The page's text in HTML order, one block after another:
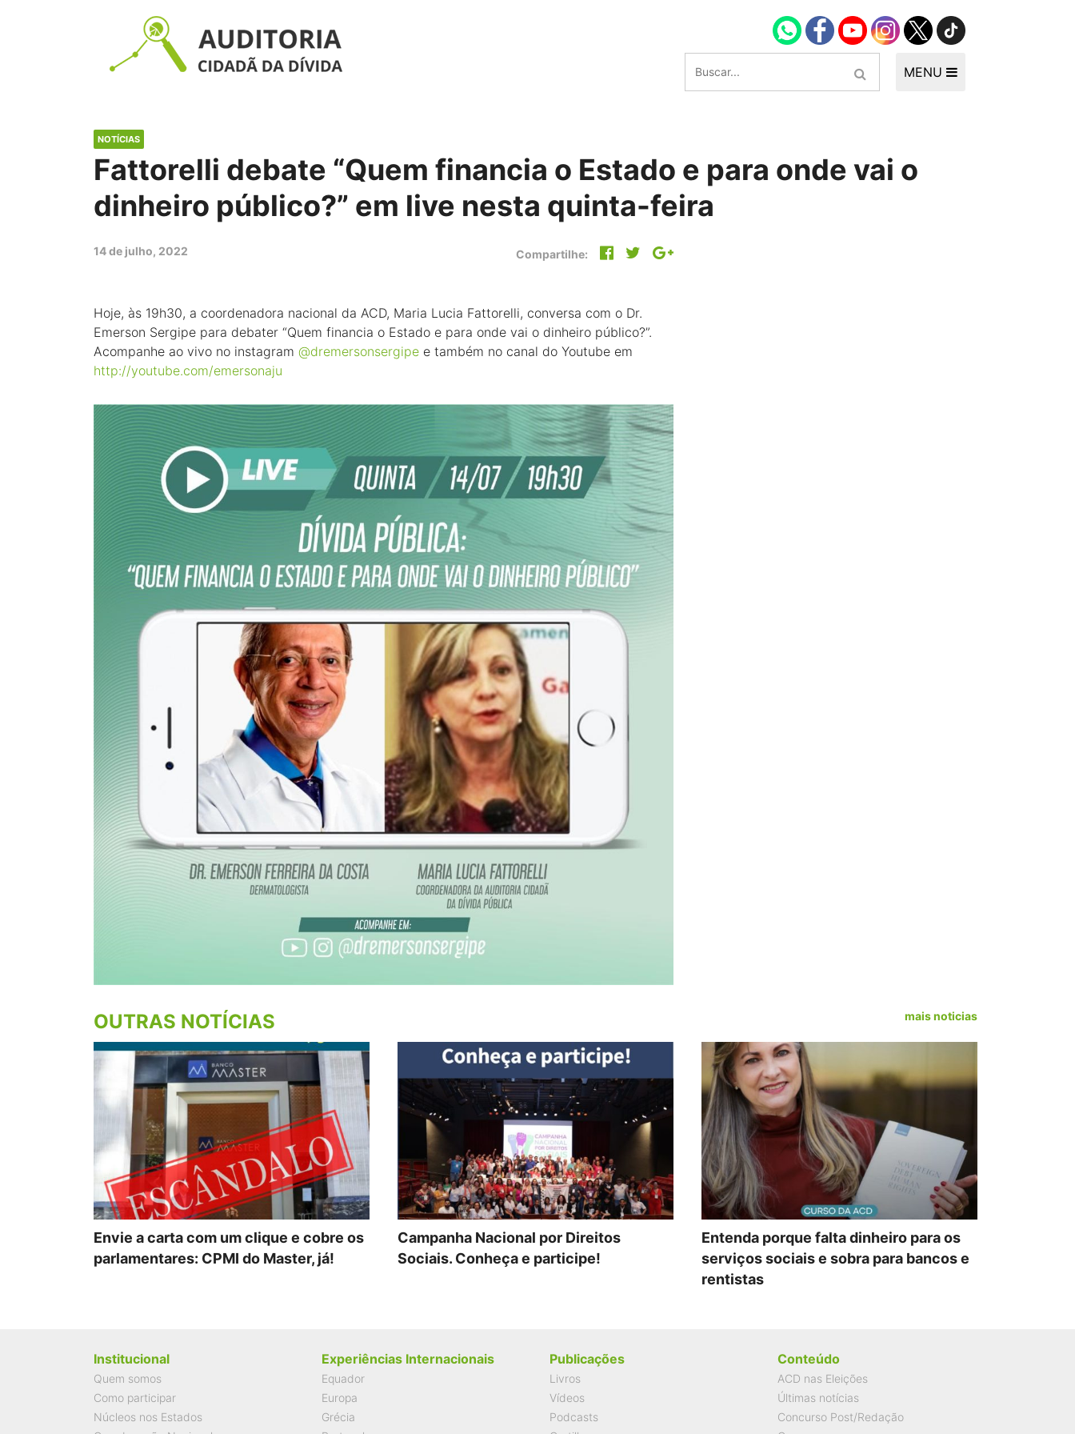
MENU
NOTÍCIAS
Fattorelli debate “Quem financia o Estado e para onde vai o
dinheiro público?” em live nesta quinta-feira
14 de julho, 2022 Compartilhe:
Hoje, às 19h30, a coordenadora nacional da ACD, Maria Lucia Fattorelli, conversa com o Dr.
Emerson Sergipe para debater “Quem financia o Estado e para onde vai o dinheiro público?”.
Acompanhe ao vivo no instagram @dremersonsergipe e também no canal do Youtube em
http://youtube.com/emersonaju
OUTRAS NOTÍCIAS mais noticias
Envie a carta com um clique e cobre os
parlamentares: CPMI do Master, já!
Campanha Nacional por Direitos
Sociais. Conheça e participe!
Entenda porque falta dinheiro para os
serviços sociais e sobra para bancos e
rentistas
Institucional
Quem somos
Como participar
Núcleos nos Estados
Experiências Internacionais
Equador
Europa
Grécia
Publicações
Livros
Vídeos
Podcasts
Conteúdo
ACD nas Eleições
Últimas notícias
Concurso Post/Redação